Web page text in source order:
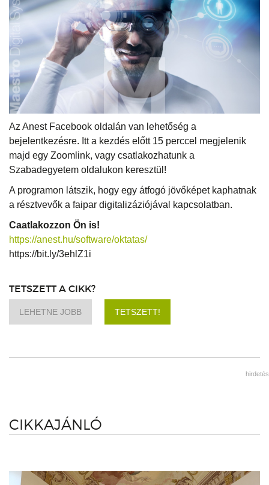
Az Anest Facebook oldalán van lehetőség a
bejelentkezésre. Itt a kezdés előtt 15 perccel megjelenik
majd egy Zoomlink, vagy csatlakozhatunk a
Szabadegyetem oldalukon keresztül!
A programon látszik, hogy egy átfogó jövőképet kaphatnak
a résztvevők a faipar digitalizáziójával kapcsolatban.
Caatlakozzon Ön is!
https://anest.hu/software/oktatas/
https://bit.ly/3ehlZ1i
TETSZETT A CIKK?
LEHETNE JOBB TETSZETT!
hirdetés
CIKKAJÁNLÓ